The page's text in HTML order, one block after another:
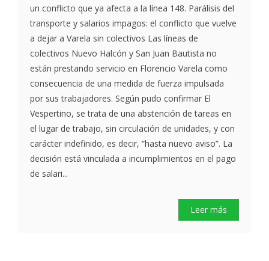
un conflicto que ya afecta a la línea 148. Parálisis del
transporte y salarios impagos: el conflicto que vuelve
a dejar a Varela sin colectivos Las líneas de
colectivos Nuevo Halcón y San Juan Bautista no
están prestando servicio en Florencio Varela como
consecuencia de una medida de fuerza impulsada
por sus trabajadores. Según pudo confirmar El
Vespertino, se trata de una abstención de tareas en
el lugar de trabajo, sin circulación de unidades, y con
carácter indefinido, es decir, “hasta nuevo aviso”. La
decisión está vinculada a incumplimientos en el pago
de salari...
Leer más